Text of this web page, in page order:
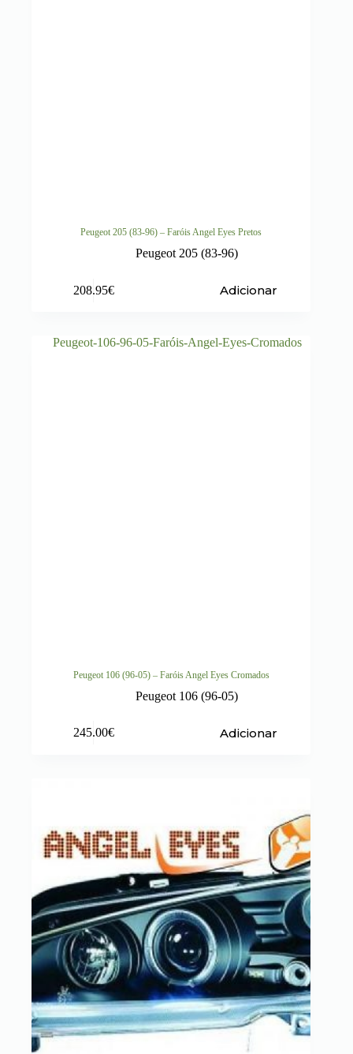
Peugeot 205 (83-96) – Faróis Angel Eyes Pretos
Peugeot 205 (83-96)
208.95€ Adicionar
Peugeot 106 (96-05) – Faróis Angel Eyes Cromados
Peugeot 106 (96-05)
245.00€ Adicionar